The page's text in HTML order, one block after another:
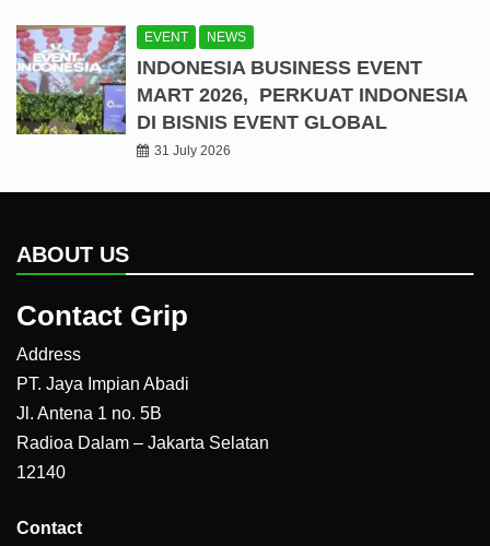
EVENT NEWS
INDONESIA BUSINESS EVENT
MART 2026, PERKUAT INDONESIA
DI BISNIS EVENT GLOBAL
31 July 2026
ABOUT US
Contact Grip
Address
PT. Jaya Impian Abadi
Jl. Antena 1 no. 5B
Radioa Dalam – Jakarta Selatan
12140
Contact